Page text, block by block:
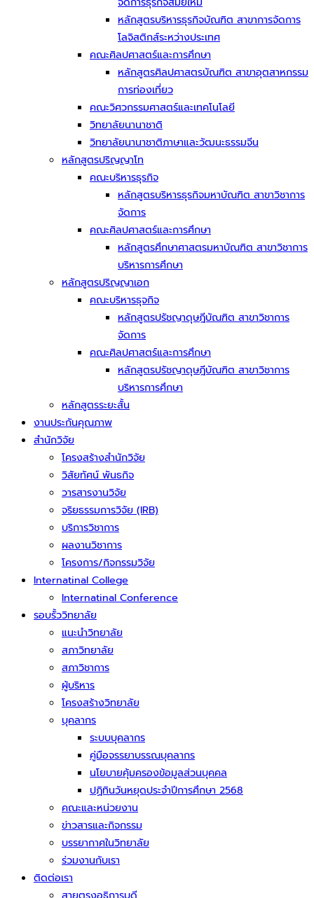
หลักสูตรบริหารธุรกิจบัณฑิต สาขาการจัดการ
โลจิสติกส์ระหว่างประเทศ
คณะศิลปศาสตร์และการศึกษา
หลักสูตรศิลปศาสตรบัณฑิต สาขาอุตสาหกรรม
การท่องเที่ยว
คณะวิศวกรรมศาสตร์และเทคโนโลยี
วิทยาลัยนานาชาติ
วิทยาลัยนานาชาติภาษาและวัฒนะธรรมจีน
หลักสูตรปริญญาโท
คณะบริหารธุรกิจ
หลักสูตรบริหารธุรกิจมหาบัณฑิต สาขาวิชาการ
จัดการ
คณะศิลปศาสตร์และการศึกษา
หลักสูตรศึกษาศาสตรมหาบัณฑิต สาขาวิชาการ
บริหารการศึกษา
หลักสูตรปริญญาเอก
คณะบริหารธุจกิจ
หลักสูตรปรัชญาดุษฎีบัณฑิต สาขาวิชาการ
จัดการ
คณะศิลปศาสตร์และการศึกษา
หลักสูตรปรัชญาดุษฎีบัณฑิต สาขาวิชาการ
บริหารการศึกษา
หลักสูตรระยะสั้น
งานประกันคุณภาพ
สำนักวิจัย
โครงสร้างสำนักวิจัย
วิสัยทัศน์ พันธกิจ
วารสารงานวิจัย
จริยธรรมการวิจัย (IRB)
บริการวิชาการ
ผลงานวิชาการ
โครงการ/กิจกรรมวิจัย
Internatinal College
Internatinal Conference
รอบรั้ววิทยาลัย
แนะนำวิทยาลัย
สภาวิทยาลัย
สภาวิชาการ
ผู้บริหาร
โครงสร้างวิทยาลัย
บุคลากร
ระบบบุคลากร
คู่มือจรรยาบรรณบุคลากร
นโยบายคุ้มครองข้อมูลส่วนบุคคล
ปฏิทินวันหยุดประจำปีการศึกษา 2568
คณะและหน่วยงาน
ข่าวสารและกิจกรรม
บรรยากาศในวิทยาลัย
ร่วมงานกับเรา
ติดต่อเรา